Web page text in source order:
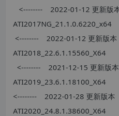
<-------- 2022-01-12 更新版
<-------- 2022-01-12 更新版本
<-------- 2021-12-15 更新版本
<-------- 2022-01-28 更新版本